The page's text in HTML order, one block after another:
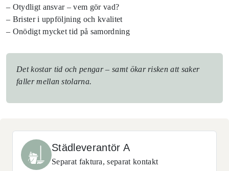
– Otydligt ansvar – vem gör vad?
– Brister i uppföljning och kvalitet
– Onödigt mycket tid på samordning
Det kostar tid och pengar – samt ökar risken att saker
faller mellan stolarna.
Städleverantör A
Separat faktura, separat kontakt